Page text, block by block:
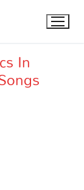
In